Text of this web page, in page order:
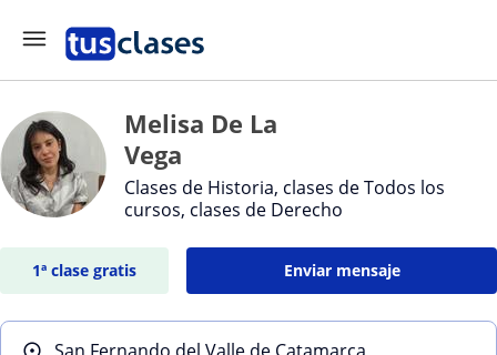
Melisa De La
Vega
Clases de Historia, clases de Todos los
cursos, clases de Derecho
1ª clase gratis Enviar mensaje